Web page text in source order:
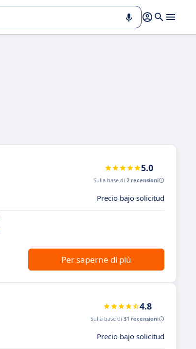
5.0
Sulla base di 2 recensioni
Precio bajo solicitud
Per saperne di più
4.8
Sulla base di 31 recensioni
Precio bajo solicitud